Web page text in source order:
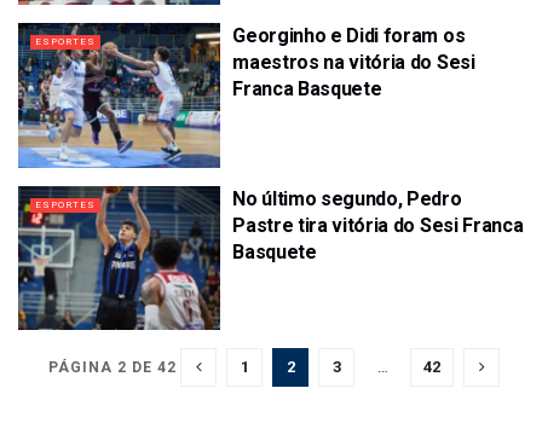
ESPORTES
Georginho e Didi foram os
maestros na vitória do Sesi
Franca Basquete
ESPORTES
No último segundo, Pedro
Pastre tira vitória do Sesi Franca
Basquete
PÁGINA 2 DE 42 1 2 3 … 42